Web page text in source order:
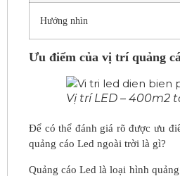
Hướng nhìn
Ưu điểm của vị trí quảng
Vị trí LED – 400m2
Để có thể đánh giá rõ được ưu
quảng cáo Led ngoài trời là gì?
Quảng cáo Led là loại hình